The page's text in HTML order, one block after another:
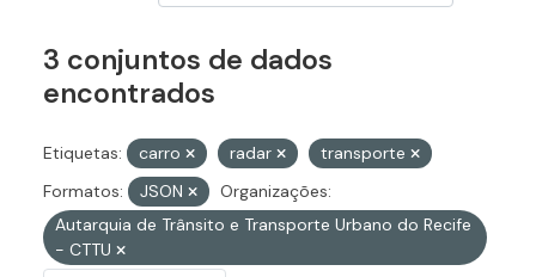
3 conjuntos de dados
encontrados
Etiquetas: carro radar
transporte
Formatos:
JSON
Organizações:
Autarquia de Trânsito e Transporte Urbano do Recife
- CTTU